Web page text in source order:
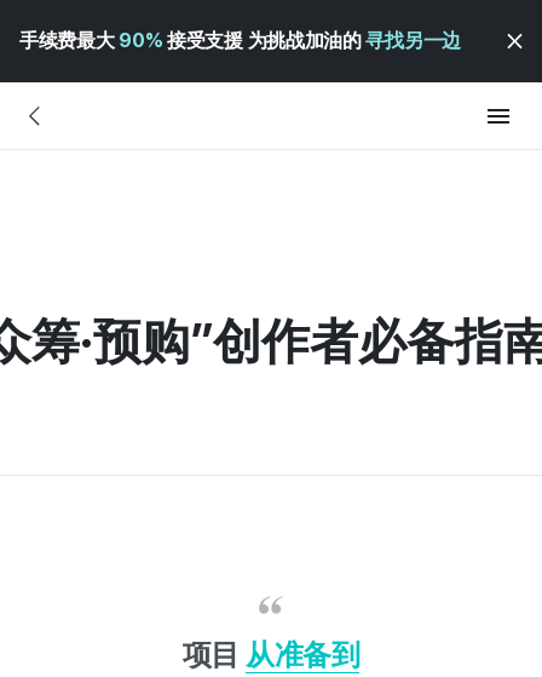
手续费最大 90% 接受支援 为挑战加油的寻找另一边
·预购”创作者必备指
项目 从准备到